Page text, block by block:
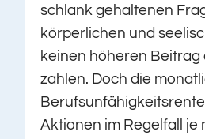
schlank gehaltenen
körperlichen und
keinen höheren Beitrag
zahlen. Doch die
Aktionen im Regelfall je